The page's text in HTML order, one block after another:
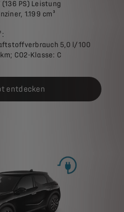
PS) Leistung
1.199 cm³
5,0 l/100
CO2-Klasse: C
entdecken